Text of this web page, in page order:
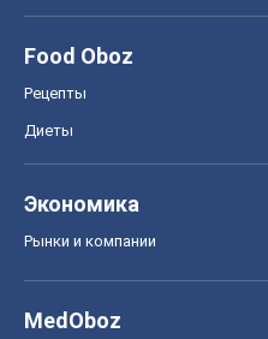
Food Oboz
Рецепты
Диеты
Экономика
Рынки и компании
MedOboz